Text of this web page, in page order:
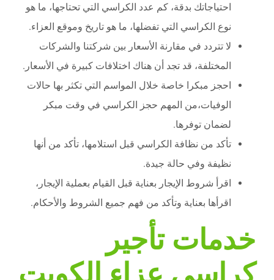
احتياجاتك بدقة، كم عدد الكراسي التي تحتاجها، ما هو
نوع الكراسي التي تفضلها، ما هو تاريخ وموقع العزاء.
لا تتردد في مقارنة الأسعار بين شركتنا والشركات
المختلفة، قد تجد أن هناك اختلافات كبيرة في الأسعار.
احجز مبكرا خاصة خلال المواسم التي تكثر بها حالات
الوفيات،من المهم حجز الكراسي في وقت مبكر
لضمان توفرها.
تأكد من نظافة الكراسي قبل استلامها، تأكد من أنها
نظيفة وفي حالة جيدة.
اقرأ شروط الإيجار بعناية قبل القيام بعملية الإيجار،
اقرأها بعناية وتأكد من فهم جميع الشروط والأحكام.
خدمات تأجير